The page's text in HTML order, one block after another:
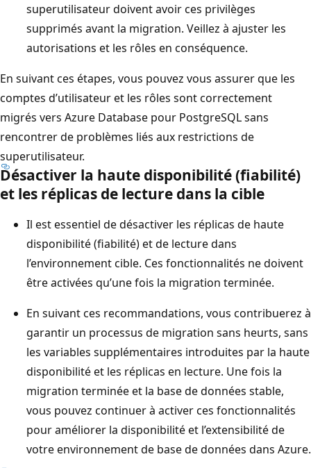
superutilisateur doivent avoir ces privilèges
supprimés avant la migration. Veillez à ajuster les
autorisations et les rôles en conséquence.
En suivant ces étapes, vous pouvez vous assurer que les
comptes d’utilisateur et les rôles sont correctement
migrés vers Azure Database pour PostgreSQL sans
rencontrer de problèmes liés aux restrictions de
superutilisateur.
Désactiver la haute disponibilité (fiabilité)
et les réplicas de lecture dans la cible
Il est essentiel de désactiver les réplicas de haute
disponibilité (fiabilité) et de lecture dans
l’environnement cible. Ces fonctionnalités ne doivent
être activées qu’une fois la migration terminée.
En suivant ces recommandations, vous contribuerez à
garantir un processus de migration sans heurts, sans
les variables supplémentaires introduites par la haute
disponibilité et les réplicas en lecture. Une fois la
migration terminée et la base de données stable,
vous pouvez continuer à activer ces fonctionnalités
pour améliorer la disponibilité et l’extensibilité de
votre environnement de base de données dans Azure.